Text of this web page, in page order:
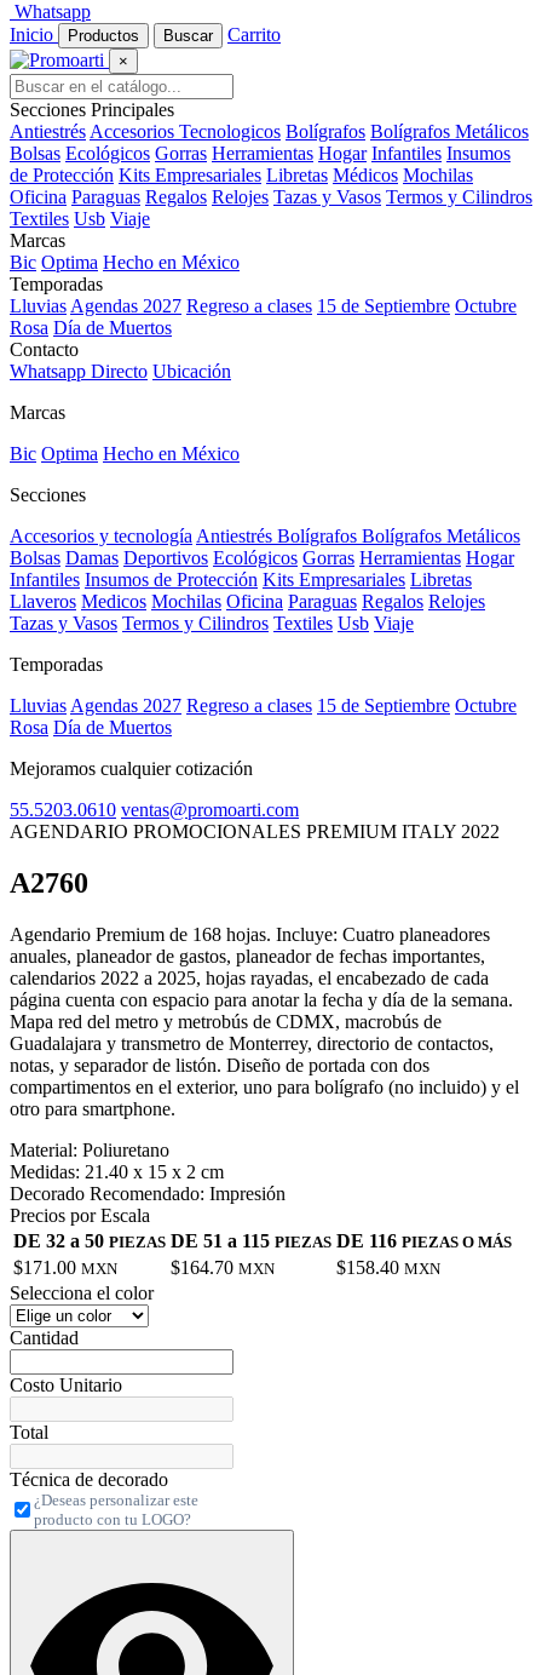
Whatsapp
Inicio
Productos Buscar Carrito
×
Secciones Principales
Antiestrés Accesorios Tecnologicos Bolígrafos Bolígrafos Metálicos
Bolsas Ecológicos Gorras Herramientas Hogar Infantiles Insumos
de Protección Kits Empresariales Libretas Médicos Mochilas
Oficina Paraguas Regalos Relojes Tazas y Vasos Termos y Cilindros
Textiles Usb Viaje
Marcas
Bic Optima Hecho en México
Temporadas
Lluvias Agendas 2027 Regreso a clases 15 de Septiembre Octubre
Rosa Día de Muertos
Contacto
Whatsapp Directo Ubicación
Marcas
Bic Optima Hecho en México
Secciones
Accesorios y tecnología Antiestrés Bolígrafos Bolígrafos Metálicos
Bolsas Damas Deportivos Ecológicos Gorras Herramientas Hogar
Infantiles Insumos de Protección Kits Empresariales Libretas
Llaveros Medicos Mochilas Oficina Paraguas Regalos Relojes
Tazas y Vasos Termos y Cilindros Textiles Usb Viaje
Temporadas
Lluvias Agendas 2027 Regreso a clases 15 de Septiembre Octubre
Rosa Día de Muertos
Mejoramos cualquier cotización
55.5203.0610 ventas@promoarti.com
AGENDARIO PROMOCIONALES PREMIUM ITALY 2022
A2760
Agendario Premium de 168 hojas. Incluye: Cuatro planeadores
anuales, planeador de gastos, planeador de fechas importantes,
calendarios 2022 a 2025, hojas rayadas, el encabezado de cada
página cuenta con espacio para anotar la fecha y día de la semana.
Mapa red del metro y metrobús de CDMX, macrobús de
Guadalajara y transmetro de Monterrey, directorio de contactos,
notas, y separador de listón. Diseño de portada con dos
compartimentos en el exterior, uno para bolígrafo (no incluido) y el
otro para smartphone.
Material: Poliuretano
Medidas: 21.40 x 15 x 2 cm
Decorado Recomendado: Impresión
Precios por Escala
DE 32 a 50 PIEZAS DE 51 a 115 PIEZAS DE 116 PIEZAS O MÁS
$171.00 MXN $164.70 MXN $158.40 MXN
Selecciona el color
Cantidad
Costo Unitario
Total
Técnica de decorado
¿Deseas personalizar este
producto con tu LOGO?